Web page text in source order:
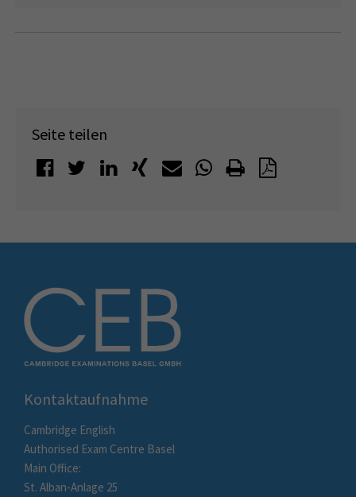
Seite teilen
Kontaktaufnahme
Cambridge English
Authorised Exam Centre Basel
Main Office:
St. Alban-Anlage 25